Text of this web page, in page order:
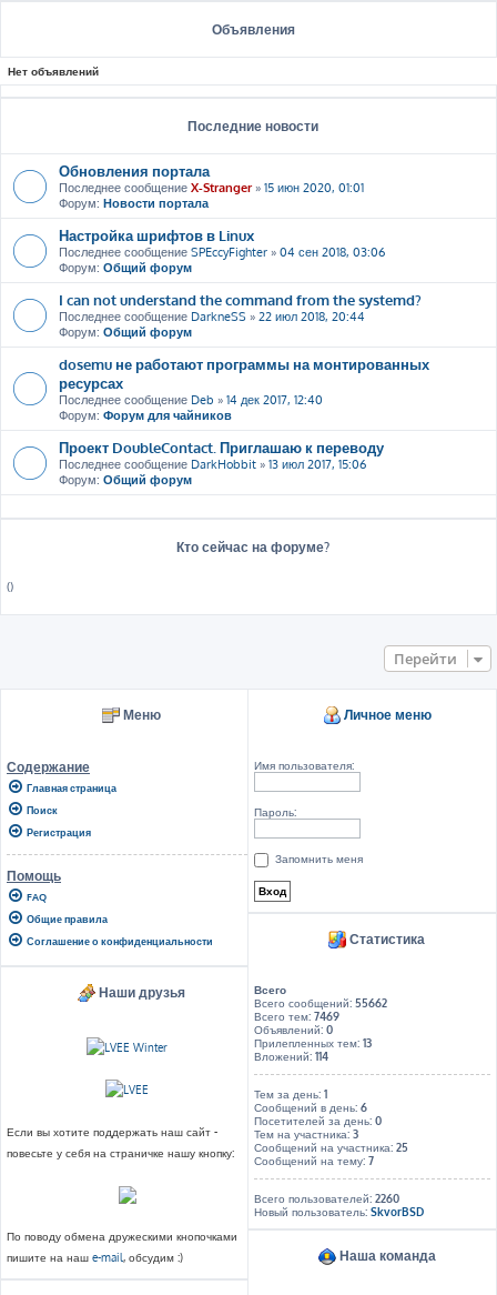
Объявления
Нет объявлений
Последние новости
Обновления портала
Последнее сообщение X-Stranger» 15 июн 2020, 01:01
Форум: Новости портала
Настройка шрифтов в Linux
Последнее сообщение SPEccyFighter » 04 сен 2018, 03:06
Форум: Общий форум
I can not understand the command from the systemd?
Последнее сообщение DarkneSS » 22 июл 2018, 20:44
Форум: Общий форум
dosemu не работают программы на монтированных
ресурсах
Последнее сообщение Deb » 14 дек 2017, 12:40
Форум: Форум для чайников
Проект DoubleContact. Приглашаю к переводу
Последнее сообщение DarkHobbit » 13 июл 2017, 15:06
Форум: Общий форум
Кто сейчас на форуме?
()
Перейти
Меню
Содержание
Главная страница
Поиск
Регистрация
Помощь
FAQ
Общие правила
Соглашение о конфиденциальности
Наши друзья
Если вы хотите поддержать наш сайт -
повесьте у себя на страничке нашу кнопку:
По поводу обмена дружескими кнопочками
пишите на наш e-mail, обсудим :)
Личное меню
Имя пользователя:
Пароль:
Запомнить меня
Статистика
Всего
Всего сообщений:55662
Всего тем:7469
Объявлений:0
Прилепленных тем:13
Вложений:114
Тем за день:1
Сообщений в день:6
Посетителей за день:0
Тем на участника:3
Сообщений на участника:25
Сообщений на тему:7
Всего пользователей:2260
Новый пользователь:SkvorBSD
Наша команда